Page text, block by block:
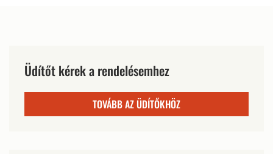
Üdítőt kérek a rendelésemhez
TOVÁBB AZ ÜDÍTŐKHÖZ